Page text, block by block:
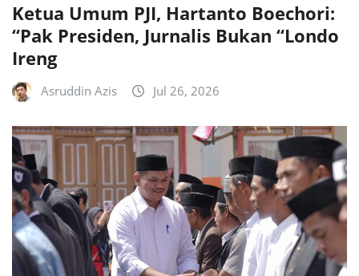
Ketua Umum PJI, Hartanto Boechori:
“Pak Presiden, Jurnalis Bukan “Londo
Ireng
Asruddin Azis Jul 26, 2026